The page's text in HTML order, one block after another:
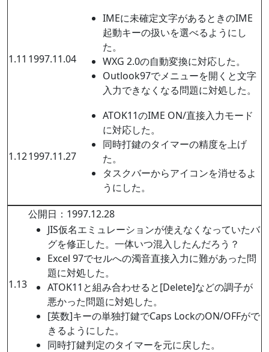
1.11 1997.11.04
IMEに未確定文字があるときのIME
起動キーの扱いを選べるようにし
た。
WXG 2.0の自動変換に対応した。
Outlook97でメニューを開くと文字
入力できなくなる問題に対処した。
1.121997.11.27
ATOK11のIME ON/直接入力モード
に対応した。
同時打鍵のタイマーの精度を上げ
た。
タスクバーからアイコンを消せるよ
うにした。
1.13
公開日：1997.12.28
JIS仮名エミュレーションが使えなくなっていたバ
グを修正した。一体いつ混入したんだろう？
Excel 97でセルへの濁音直接入力に難があった問
題に対処した。
ATOK11と組み合わせると[Delete]などの調子が
悪かった問題に対処した。
[英数]キーの単独打鍵でCaps LockのON/OFFがで
きるようにした。
同時打鍵判定のタイマーを元に戻した。